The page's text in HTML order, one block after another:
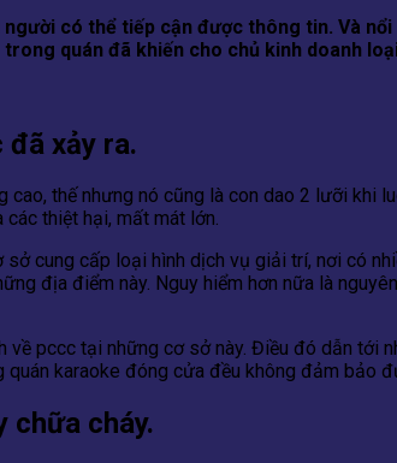
có thể tiếp cận được thông tin. Và
quán đã khiến cho chủ kinh doanh
xảy ra.
thế nhưng nó cũng là con dao 2 lưỡi khi
các thiệt hại, mất mát lớn.
cung cấp loại hình dịch vụ giải trí, nơi có
địa điểm này. Nguy hiểm hơn nữa là
pccc tại những cơ sở này. Điều đó dẫn tới
karaoke đóng cửa đều không đảm bảo
chữa cháy.